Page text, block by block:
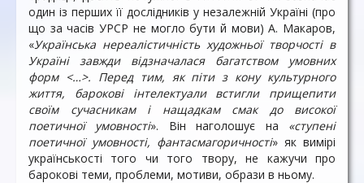
один із перших її дослідників у незалежній Україні (про
що за часів УРСР не могло бути й мови) А. Макаров,
«Українська нереалістичність художньої творчості в
Україні завжди відзначалася багатством умовних
форм <…>. Перед тим, як піти з кону культурного
життя, барокові інтелектуали встигли прищепити
своїм сучасникам і нащадкам смак до високої
поетичної умовності». Він наголошує на «ступені
поетичної умовності, фантасмагоричності» як вимірі
українськості того чи того твору, не кажучи про
барокові теми, проблеми, мотиви, образи в ньому.